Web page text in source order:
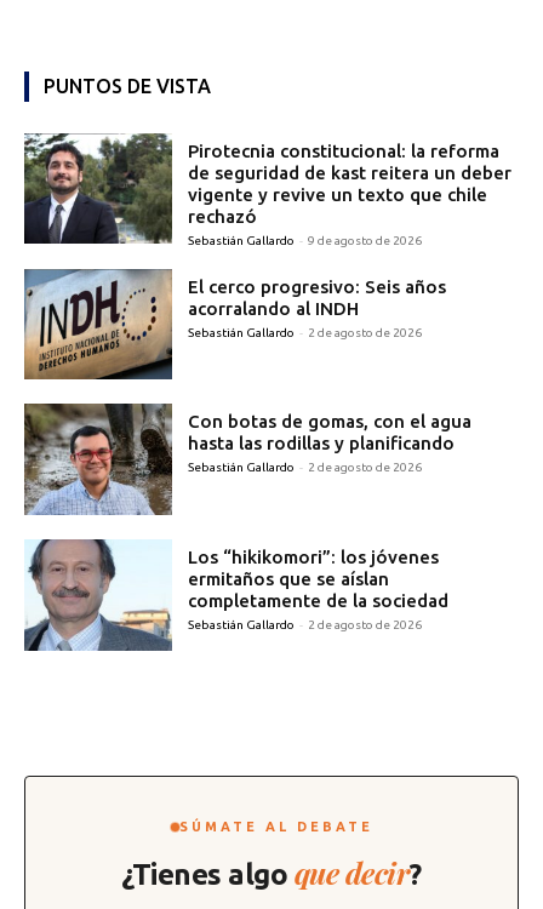
PUNTOS DE VISTA
Pirotecnia constitucional: la reforma
de seguridad de kast reitera un deber
vigente y revive un texto que chile
rechazó
Sebastián Gallardo - 9 de agosto de 2026
El cerco progresivo: Seis años
acorralando al INDH
Sebastián Gallardo - 2 de agosto de 2026
Con botas de gomas, con el agua
hasta las rodillas y planificando
Sebastián Gallardo - 2 de agosto de 2026
Los “hikikomori”: los jóvenes
ermitaños que se aíslan
completamente de la sociedad
Sebastián Gallardo - 2 de agosto de 2026
SÚMATE AL DEBATE
¿Tienes algo que decir?